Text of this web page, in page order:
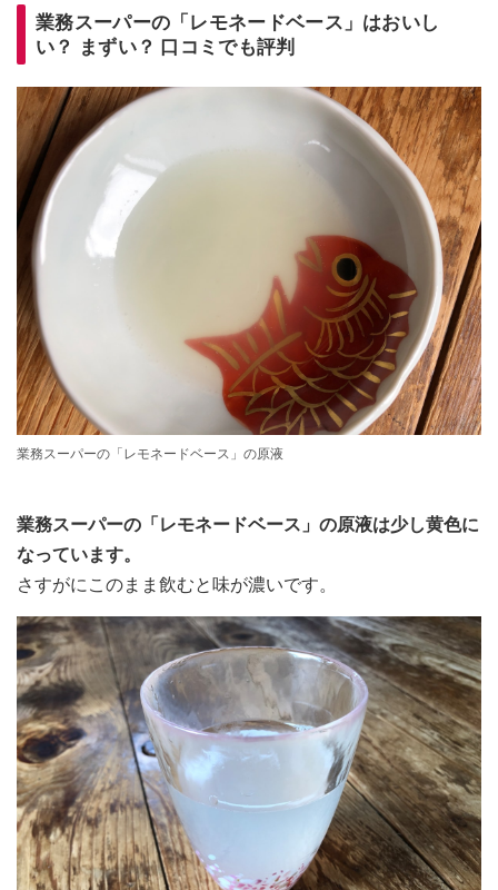
業務スーパーの「レモネードベース」はおいし
い？ まずい？ 口コミでも評判
業務スーパーの「レモネードベース」の原液
業務スーパーの「レモネードベース」の原液は少し黄色に
なっています。
さすがにこのまま飲むと味が濃いです。